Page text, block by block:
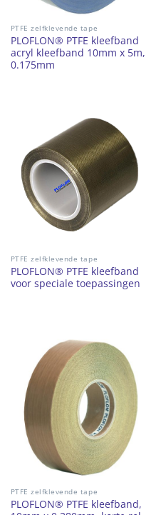
PTFE zelfklevende tape
PLOFLON® PTFE kleefband
acryl kleefband 10mm x 5m,
0.175mm
PTFE zelfklevende tape
PLOFLON® PTFE kleefband
voor speciale toepassingen
PTFE zelfklevende tape
PLOFLON® PTFE kleefband,